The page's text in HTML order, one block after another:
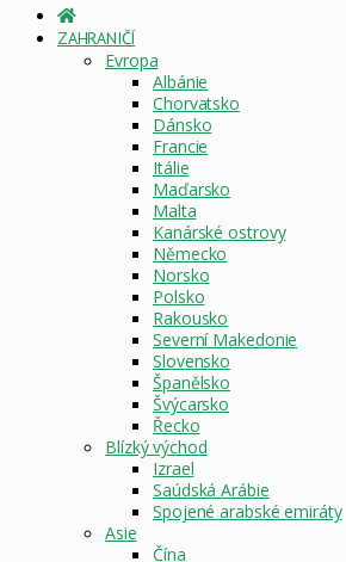
DOMOVSKÁ
STRÁNKA
ZAHRANIČÍ
Evropa
Albánie
Chorvatsko
Dánsko
Francie
Itálie
Maďarsko
Malta
Kanárské ostrovy
Německo
Norsko
Polsko
Rakousko
Severní Makedonie
Slovensko
Španělsko
Švýcarsko
Řecko
Blízký východ
Izrael
Saúdská Arábie
Spojené arabské emiráty
Asie
Čína